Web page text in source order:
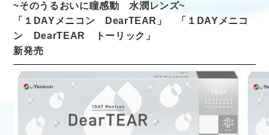
ニュース
採用情報
医療従事者向け情報 GLOBAL
~そのうるおいに瞳感動 水潤レンズ~
「１DAYメニコン DearTEAR」 「１DAYメニコ
ン DearTEAR トーリック」
新発売